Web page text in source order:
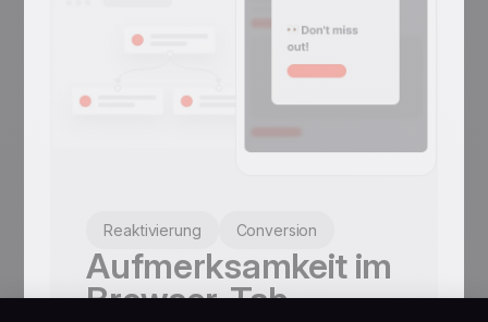
Reaktivierung Conversion
Aufmerksamkeit im
Browser-Tab